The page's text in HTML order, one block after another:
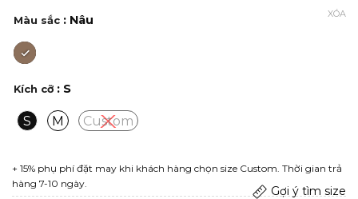
Màu sắc : Nâu
Kích cỡ : S
S M Custom
XÓA
+ 15% phụ phí đặt may khi khách hàng chọn size Custom. Thời gian trả
hàng 7-10 ngày.
Gợi ý tìm size